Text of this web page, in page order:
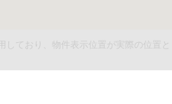
ており、物件表示位置が実際の位置と